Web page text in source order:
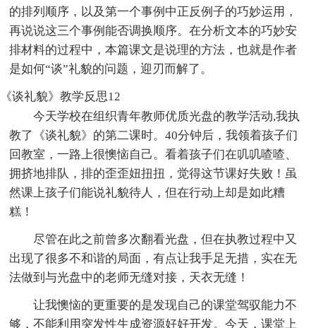
的排列顺序，以及第一个事例中正反例子的巧妙运用，
再说说这三个事例能否调换顺序。在分析文本的巧妙安
排材料的过程中，本篇课文是说理的方法，也就是作者
是如何“谈”礼貌的问题，迎刃而解了。
《谈礼貌》教学反思12
今天学校在组织青年教师优质光盘的教学活动,我执
教了《谈礼貌》的第二课时。40分钟后，我领着孩子们
回教室，一路上很懊恼自己。看着孩子们在叽叽喳喳、
拥挤地排队，排的歪歪妞扭扭，觉得这节课好失败！虽
然课上孩子们能说礼貌待人，但在行动上却是如此糟
糕！
尽管在此之前曾多次翻看光盘，但在执教过程中又
出现了很多不和谐的局面，有点让我手足无措，实在无
法做到与光盘中的老师无缝对接，天衣无缝！
让我懊恼的更重要的是发现自己的课堂驾驭能力不
够，不能利用突发性生成资源好好开发。今天，课堂上